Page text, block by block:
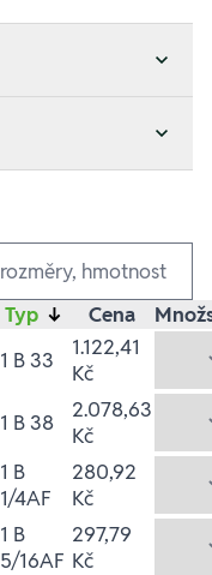
Typ ↓ Cena
1 B 33
1.122,41
Kč
1 B 38
2.078,63
Kč
1 B
1/4AF
280,92
Kč
1 B
5/16AF
297,79
Kč